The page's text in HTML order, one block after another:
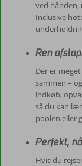
ved hånden,
Inclusive
Ren
Der er
sammen –
indkøb,
så du kan
poolen eller
Perfekt,
Hvis du